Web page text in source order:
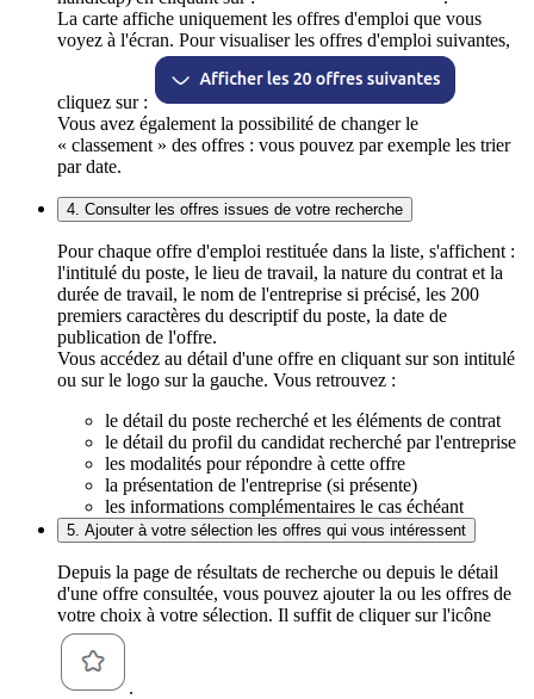
La carte affiche uniquement les offres d'emploi que vous
voyez à l'écran. Pour visualiser les offres d'emploi suivantes,
cliquez sur :
Vous avez également la possibilité de changer le
« classement » des offres : vous pouvez par exemple les trier
par date.
4. Consulter les offres issues de votre recherche
Pour chaque offre d'emploi restituée dans la liste, s'affichent :
l'intitulé du poste, le lieu de travail, la nature du contrat et la
durée de travail, le nom de l'entreprise si précisé, les 200
premiers caractères du descriptif du poste, la date de
publication de l'offre.
Vous accédez au détail d'une offre en cliquant sur son intitulé
ou sur le logo sur la gauche. Vous retrouvez :
le détail du poste recherché et les éléments de contrat
le détail du profil du candidat recherché par l'entreprise
les modalités pour répondre à cette offre
la présentation de l'entreprise (si présente)
les informations complémentaires le cas échéant
5. Ajouter à votre sélection les offres qui vous intéressent
Depuis la page de résultats de recherche ou depuis le détail
d'une offre consultée, vous pouvez ajouter la ou les offres de
votre choix à votre sélection. Il suffit de cliquer sur l'icône
.